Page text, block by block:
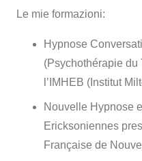
Le mie formazioni:
Hypnose
(Psychothérapie du
l’IMHEB (Institut
Nouvelle Hypnose
Ericksoniennes
Française de